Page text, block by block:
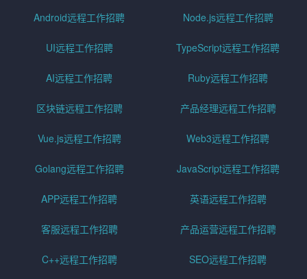
Android远程工作招聘 Node.js远程工作招聘
UI远程工作招聘 TypeScript远程工作招聘
AI远程工作招聘 Ruby远程工作招聘
区块链远程工作招聘 产品经理远程工作招聘
Vue.js远程工作招聘 Web3远程工作招聘
Golang远程工作招聘 JavaScript远程工作招聘
APP远程工作招聘 英语远程工作招聘
客服远程工作招聘 产品运营远程工作招聘
C++远程工作招聘 SEO远程工作招聘